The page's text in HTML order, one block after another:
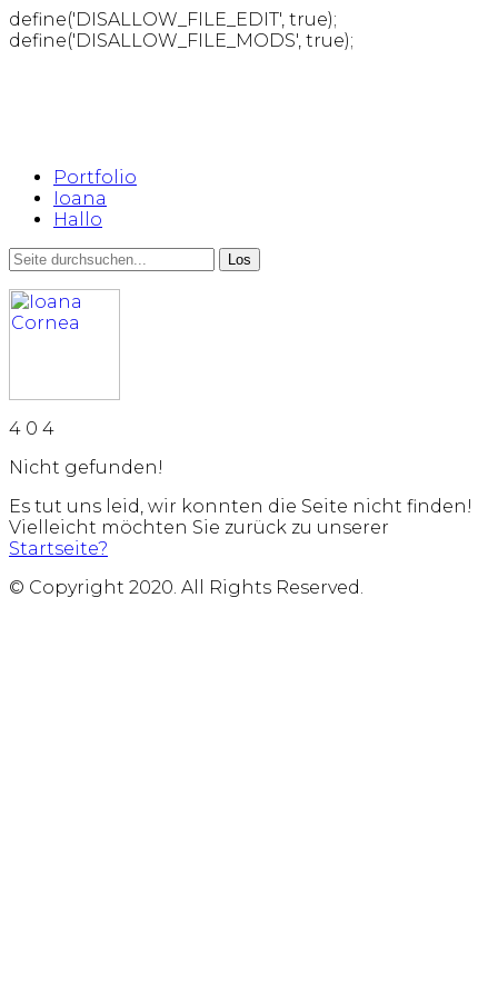
define('DISALLOW_FILE_EDIT', true);
define('DISALLOW_FILE_MODS', true);
Portfolio
Ioana
Hallo
4 0 4
Nicht gefunden!
Es tut uns leid, wir konnten die Seite nicht finden!
Vielleicht möchten Sie zurück zu unserer
Startseite?
© Copyright 2020. All Rights Reserved.